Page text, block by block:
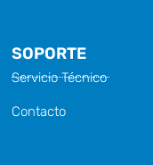
SOPORTE
Servicio Técnico
Contacto